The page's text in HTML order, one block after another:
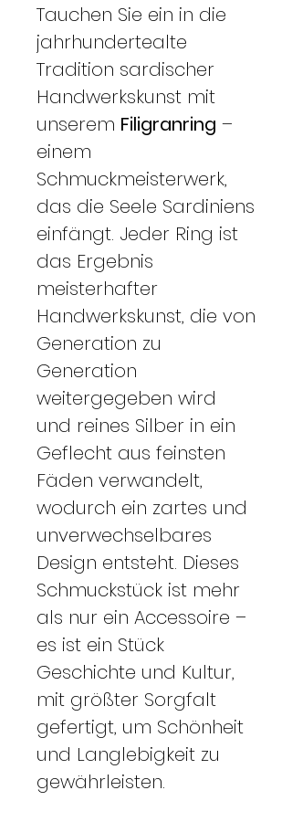
Tauchen Sie ein in die
jahrhundertealte
Tradition sardischer
Handwerkskunst mit
unserem Filigranring –
einem
Schmuckmeisterwerk,
das die Seele Sardiniens
einfängt. Jeder Ring ist
das Ergebnis
meisterhafter
Handwerkskunst, die von
Generation zu
Generation
weitergegeben wird
und reines Silber in ein
Geflecht aus feinsten
Fäden verwandelt,
wodurch ein zartes und
unverwechselbares
Design entsteht. Dieses
Schmuckstück ist mehr
als nur ein Accessoire –
es ist ein Stück
Geschichte und Kultur,
mit größter Sorgfalt
gefertigt, um Schönheit
und Langlebigkeit zu
gewährleisten.